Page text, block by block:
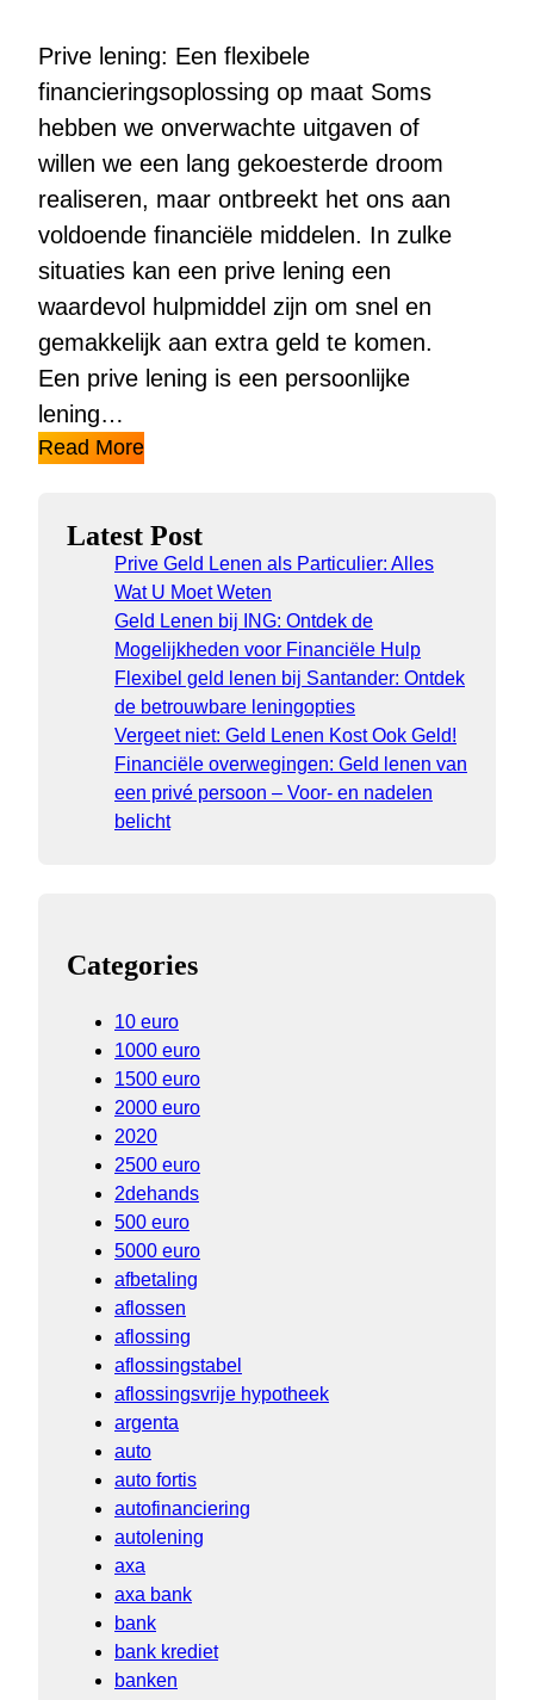
Prive lening: Een flexibele
financieringsoplossing op maat Soms
hebben we onverwachte uitgaven of
willen we een lang gekoesterde droom
realiseren, maar ontbreekt het ons aan
voldoende financiële middelen. In zulke
situaties kan een prive lening een
waardevol hulpmiddel zijn om snel en
gemakkelijk aan extra geld te komen.
Een prive lening is een persoonlijke
lening…
Read More
Latest Post
Prive Geld Lenen als Particulier: Alles
Wat U Moet Weten
Geld Lenen bij ING: Ontdek de
Mogelijkheden voor Financiële Hulp
Flexibel geld lenen bij Santander: Ontdek
de betrouwbare leningopties
Vergeet niet: Geld Lenen Kost Ook Geld!
Financiële overwegingen: Geld lenen van
een privé persoon – Voor- en nadelen
belicht
Categories
10 euro
1000 euro
1500 euro
2000 euro
2020
2500 euro
2dehands
500 euro
5000 euro
afbetaling
aflossen
aflossing
aflossingstabel
aflossingsvrije hypotheek
argenta
auto
auto fortis
autofinanciering
autolening
axa
axa bank
bank
bank krediet
banken